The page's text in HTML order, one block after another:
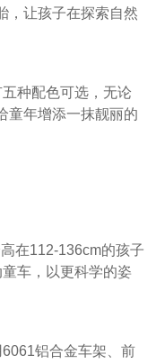
，让孩子在探索自然
种配色可选，无论
童年增添一抹靓丽的
在112-136cm的孩子
车，以更科学的姿
铝合金车架、前